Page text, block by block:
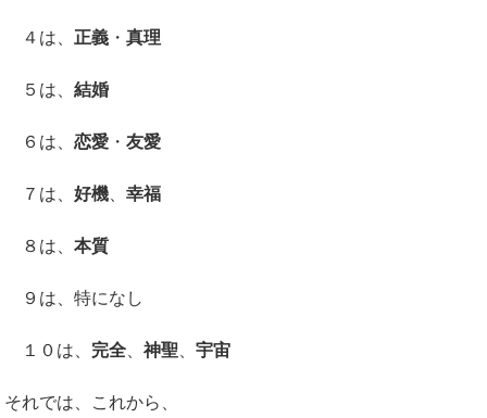
４は、 正義 ・真理
５は、結婚
６は、恋愛 ・友愛
７は、好機 、幸福
８は、本質
９は、特になし
１０は、 完全 、神聖 、宇宙
それでは、これから、